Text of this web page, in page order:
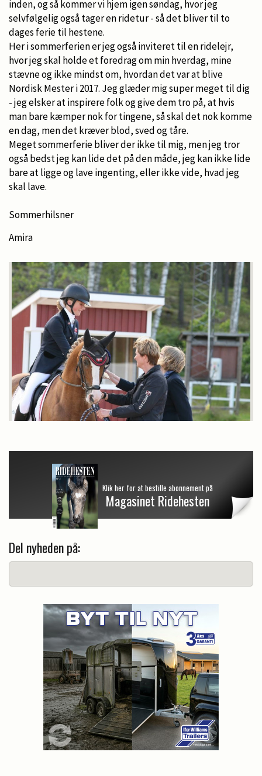
inden, og så kommer vi hjem igen søndag, hvor jeg
selvfølgelig også tager en ridetur - så det bliver til to
dages ferie til hestene.
Her i sommerferien er jeg også inviteret til en ridelejr,
hvor jeg skal holde et foredrag om min hverdag, mine
stævne og ikke mindst om, hvordan det var at blive
Nordisk Mester i 2017. Jeg glæder mig super meget til dig
- jeg elsker at inspirere folk og give dem tro på, at hvis
man bare kæmper nok for tingene, så skal det nok komme
en dag, men det kræver blod, sved og tåre.
Meget sommerferie bliver der ikke til mig, men jeg tror
også bedst jeg kan lide det på den måde, jeg kan ikke lide
bare at ligge og lave ingenting, eller ikke vide, hvad jeg
skal lave.
Sommerhilsner
Amira
Klik her for at bestille abonnement på
Magasinet Ridehesten
Del nyheden på: